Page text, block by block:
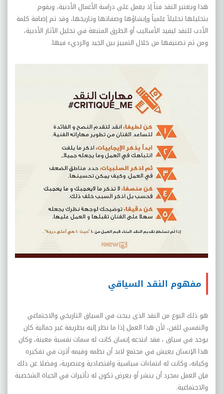
هذا ويعتبر النقد فناً إذ يعمل على دراسة الأعمال الأدبية، ويقوم
بتحليلها تحليلاً علمياً وإنشاؤها وصفاتها وتاريخها، وقد تم إضافة كلمة
الأدب للنقد ليفيد الأساليب أو الطرق المتبعة في تحليل الآثار الأدبية،
ومن ثم تصنيفها من خلال التمييز بين الجيد والرديء فيها.
مفهوم النقد السياقي
هو ذلك النوع من النقد الذى يبحث في السياق التاريخي والاجتماعي
والنفسي للفن، لأن هذا العمل إذا ما نظر إليه بطريقة غير جمالية كان
يوجد في سياق ، فقد ابتدعه إنسان كانت له سمات نفسية معينة، وكان
هذا الإنسان يعيش في مجتمع لابد أن نظمه وقيمه أثرت في تفكيره
وكيانه، وكانت له انتماءات سياسية واقتصادية وعنصرية، وفضلا عن ذلك
فإن العمل بمجرد أن ينشر أو يعرض تكون له تأثيرات في الحياة الشخصية
والاجتماعية.